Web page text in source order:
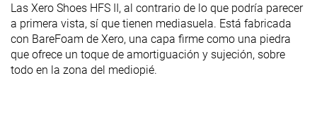
Las Xero Shoes HFS II, al contrario de lo que podría parecer
a primera vista, sí que tienen mediasuela. Está fabricada
con BareFoam de Xero, una capa firme como una piedra
que ofrece un toque de amortiguación y sujeción, sobre
todo en la zona del mediopié.